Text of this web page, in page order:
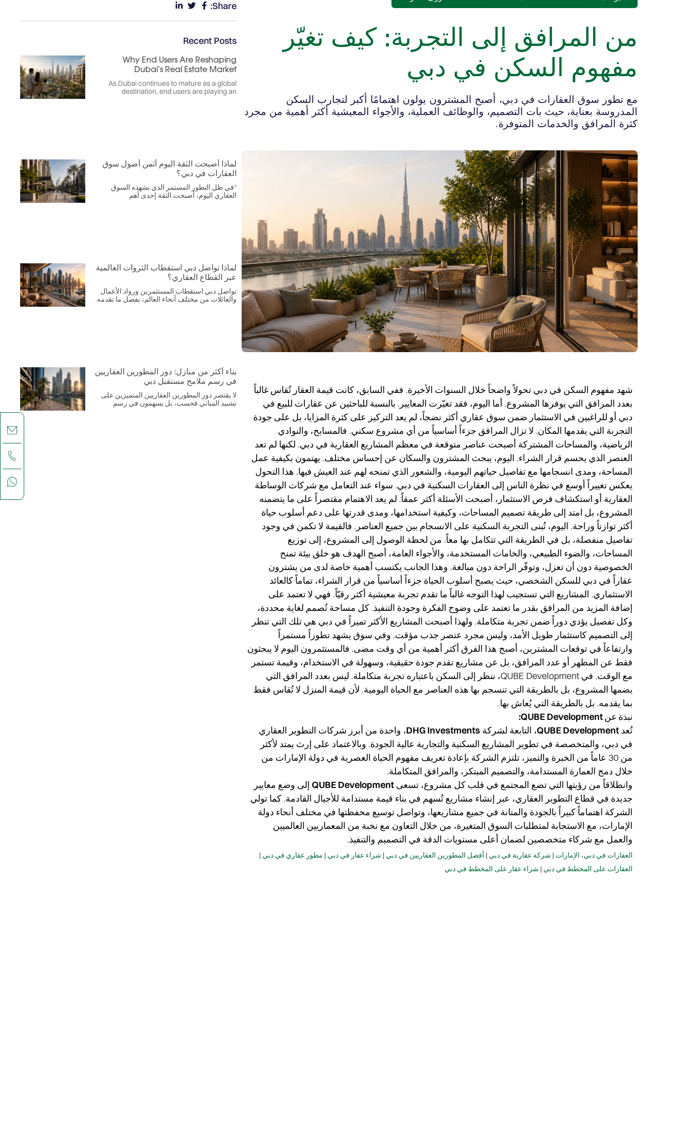
من المرافق إلى التجربة: كيف تغيّر
مفهوم السكن في دبي
مع تطور سوق العقارات في دبي، أصبح المشترون يولون اهتمامًا أكبر لتجارب السكن
المدروسة بعناية، حيث بات التصميم، والوظائف العملية، والأجواء المعيشية أكثر أهمية من مجرد
كثرة المرافق والخدمات المتوفرة.
شهد مفهوم السكن في دبي تحولاً واضحاً خلال السنوات الأخيرة. ففي السابق، كانت قيمة العقار تُقاس غالباً
بعدد المرافق التي يوفرها المشروع. أما اليوم، فقد تغيّرت المعايير. بالنسبة للباحثين عن عقارات للبيع في
دبي أو للراغبين في الاستثمار ضمن سوق عقاري أكثر نضجاً، لم يعد التركيز على كثرة المزايا، بل على جودة
التجربة التي يقدمها المكان. لا تزال المرافق جزءاً أساسياً من أي مشروع سكني. فالمسابح، والنوادي
الرياضية، والمساحات المشتركة أصبحت عناصر متوقعة في معظم المشاريع العقارية في دبي. لكنها لم تعد
العنصر الذي يحسم قرار الشراء. اليوم، يبحث المشترون والسكان عن إحساس مختلف. يهتمون بكيفية عمل
المساحة، ومدى انسجامها مع تفاصيل حياتهم اليومية، والشعور الذي تمنحه لهم عند العيش فيها. هذا التحول
يعكس تغييراً أوسع في نظرة الناس إلى العقارات السكنية في دبي. سواء عند التعامل مع شركات الوساطة
العقارية أو استكشاف فرص الاستثمار، أصبحت الأسئلة أكثر عمقاً. لم يعد الاهتمام مقتصراً على ما يتضمنه
المشروع، بل امتد إلى طريقة تصميم المساحات، وكيفية استخدامها، ومدى قدرتها على دعم أسلوب حياة
أكثر توازناً وراحة. اليوم، تُبنى التجربة السكنية على الانسجام بين جميع العناصر. فالقيمة لا تكمن في وجود
تفاصيل منفصلة، بل في الطريقة التي تتكامل بها معاً. من لحظة الوصول إلى المشروع، إلى توزيع
المساحات، والضوء الطبيعي، والخامات المستخدمة، والأجواء العامة، أصبح الهدف هو خلق بيئة تمنح
الخصوصية دون أن تعزل، وتوفّر الراحة دون مبالغة. وهذا الجانب يكتسب أهمية خاصة لدى من يشترون
عقاراً في دبي للسكن الشخصي، حيث يصبح أسلوب الحياة جزءاً أساسياً من قرار الشراء، تماماً كالعائد
الاستثماري. المشاريع التي تستجيب لهذا التوجه غالباً ما تقدم تجربة معيشية أكثر رقيّاً. فهي لا تعتمد على
إضافة المزيد من المرافق بقدر ما تعتمد على وضوح الفكرة وجودة التنفيذ. كل مساحة تُصمم لغاية محددة،
وكل تفصيل يؤدي دوراً ضمن تجربة متكاملة. ولهذا أصبحت المشاريع الأكثر تميزاً في دبي هي تلك التي تنظر
إلى التصميم كاستثمار طويل الأمد، وليس مجرد عنصر جذب مؤقت. وفي سوق يشهد تطوراً مستمراً
وارتفاعاً في توقعات المشترين، أصبح هذا الفرق أكثر أهمية من أي وقت مضى. فالمستثمرون اليوم لا يبحثون
فقط عن المظهر أو عدد المرافق، بل عن مشاريع تقدم جودة حقيقية، وسهولة في الاستخدام، وقيمة تستمر
مع الوقت.
في QUBE Development، ننظر إلى السكن باعتباره تجربة متكاملة. ليس بعدد المرافق التي
يضمها المشروع، بل بالطريقة التي تنسجم بها هذه العناصر مع الحياة اليومية. لأن قيمة المنزل لا تُقاس فقط
بما يقدمه. بل بالطريقة التي يُعاش بها.
نبذة عن QUBE Development:
تُعد QUBE Development، التابعة لشركة DHG Investments، واحدة من أبرز شركات التطوير العقاري
في دبي، والمتخصصة في تطوير المشاريع السكنية والتجارية عالية الجودة. وبالاعتماد على إرث يمتد لأكثر
من 30 عاماً من الخبرة والتميز، تلتزم الشركة بإعادة تعريف مفهوم الحياة العصرية في دولة الإمارات من
خلال دمج العمارة المستدامة، والتصميم المبتكر، والمرافق المتكاملة.
وانطلاقاً من رؤيتها التي تضع المجتمع في قلب كل مشروع، تسعى QUBE Development إلى وضع معايير
جديدة في قطاع التطوير العقاري، عبر إنشاء مشاريع تُسهم في بناء قيمة مستدامة للأجيال القادمة. كما تولي
الشركة اهتماماً كبيراً بالجودة والمتانة في جميع مشاريعها، وتواصل توسيع محفظتها في مختلف أنحاء دولة
الإمارات، مع الاستجابة لمتطلبات السوق المتغيرة، من خلال التعاون مع نخبة من المعماريين العالميين
والعمل مع شركاء متخصصين لضمان أعلى مستويات الدقة في التصميم والتنفيذ.
العقارات في دبي، الإمارات | شركة عقارية في دبي | أفضل المطورين العقاريين في دبي | شراء عقار في دبي | مطور عقاري في دبي |
العقارات على المخطط في دبي | شراء عقار على المخطط في دبي
Share:
Recent Posts
Why End Users Are Reshaping
Dubai’s Real Estate Market
As Dubai continues to mature as a global
destination, end users are playing an
لماذا أصبحت الثقة اليوم أثمن أصول سوق
العقارات في دبي؟
“في ظل التطور المستمر الذي يشهده السوق
العقاري اليوم، أصبحت الثقة إحدى أهم
لماذا تواصل دبي استقطاب الثروات العالمية
عبر القطاع العقاري؟
تواصل دبي استقطاب المستثمرين ورواد الأعمال
والعائلات من مختلف أنحاء العالم، بفضل ما تقدمه
بناء أكثر من منازل: دور المطورين العقاريين
في رسم ملامح مستقبل دبي
لا يقتصر دور المطورين العقاريين المتميزين على
تشييد المباني فحسب، بل يسهمون في رسم